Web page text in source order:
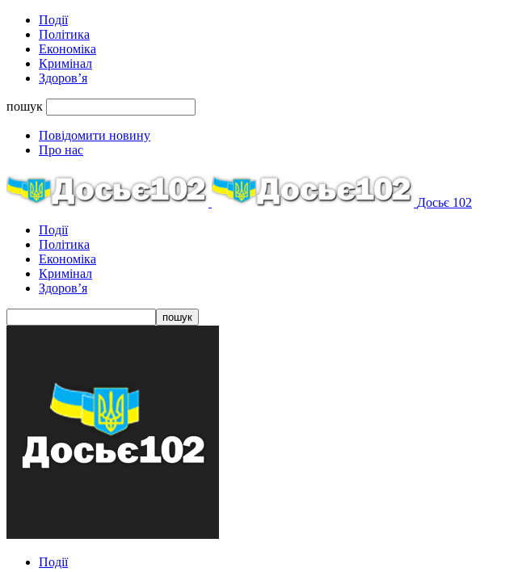
Події
Політика
Економіка
Кримінал
Здоров’я
пошук
Повідомити новину
Про нас
Досьє 102
Події
Політика
Економіка
Кримінал
Здоров’я
Події